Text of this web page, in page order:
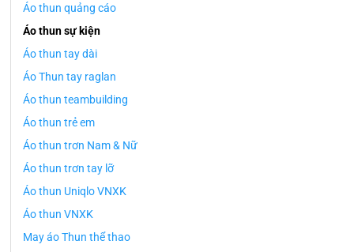
Áo thun quảng cáo
Áo thun sự kiện
Áo thun tay dài
Áo Thun tay raglan
Áo thun teambuilding
Áo thun trẻ em
Áo thun trơn Nam & Nữ
Áo thun trơn tay lỡ
Áo thun Uniqlo VNXK
Áo thun VNXK
May áo Thun thể thao